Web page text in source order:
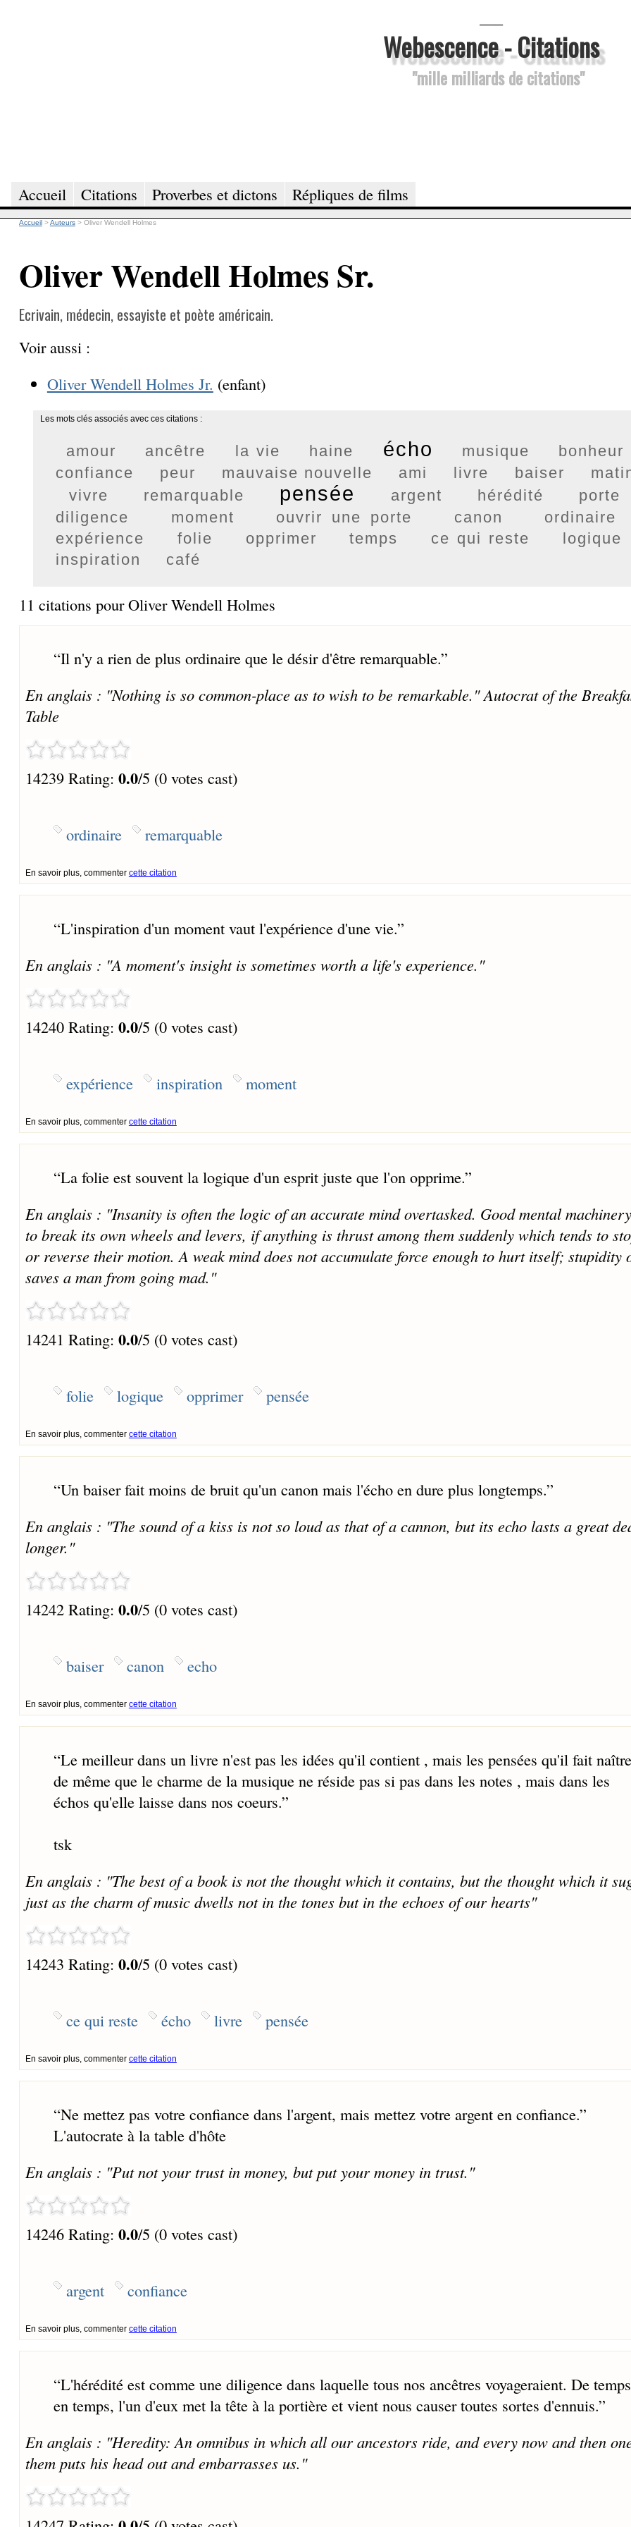
Webescence - Citations
"mille milliards de citations"
Accueil Citations Proverbes et dictons Répliques de films
Accueil >Auteurs > Oliver Wendell Holmes
Oliver Wendell Holmes Sr.
Ecrivain, médecin, essayiste et poète américain.
Voir aussi :
Oliver Wendell Holmes Jr. (enfant)
Les mots clés associés avec ces citations :
amour ancêtre la vie haine écho musique
bonheur
confiance
peur mauvaise nouvelle ami livre baiser
vivre
remarquable pensée argent hérédité
porte
diligence
moment ouvrir une porte canon
ordinaire
expérience
folie opprimer temps ce qui reste
logique
inspiration
café
11 citations pour Oliver Wendell Holmes
“Il n'y a rien de plus ordinaire que le désir d'être remarquable.”
En anglais : "Nothing is so common-place as to wish to be remarkable."Autocrat of the
Table
14239 Rating: 0.0/5 (0 votes cast)
ordinaire remarquable
En savoir plus, commenter cette citation
“L'inspiration d'un moment vaut l'expérience d'une vie.”
En anglais : "A moment's insight is sometimes worth a life's experience."
14240 Rating: 0.0/5 (0 votes cast)
expérience inspiration moment
En savoir plus, commenter cette citation
“La folie est souvent la logique d'un esprit juste que l'on opprime.”
En anglais : "Insanity is often the logic of an accurate mind overtasked. Good mental
to break its own wheels and levers, if anything is thrust among them suddenly which tends to
or reverse their motion. A weak mind does not accumulate force enough to hurt itself; stupidity
saves a man from going mad."
14241 Rating: 0.0/5 (0 votes cast)
folie logique opprimer pensée
En savoir plus, commenter cette citation
“Un baiser fait moins de bruit qu'un canon mais l'écho en dure plus longtemps.”
En anglais : "The sound of a kiss is not so loud as that of a cannon, but its echo lasts a great
longer."
14242 Rating: 0.0/5 (0 votes cast)
baiser canon echo
En savoir plus, commenter cette citation
“Le meilleur dans un livre n'est pas les idées qu'il contient , mais les pensées qu'il fait
de même que le charme de la musique ne réside pas si pas dans les notes , mais dans les
échos qu'elle laisse dans nos coeurs.”
tsk
En anglais : "The best of a book is not the thought which it contains, but the thought which it
just as the charm of music dwells not in the tones but in the echoes of our hearts"
14243 Rating: 0.0/5 (0 votes cast)
ce qui reste écho livre pensée
En savoir plus, commenter cette citation
“Ne mettez pas votre confiance dans l'argent, mais mettez votre argent en confiance.”
L'autocrate à la table d'hôte
En anglais : "Put not your trust in money, but put your money in trust."
14246 Rating: 0.0/5 (0 votes cast)
argent confiance
En savoir plus, commenter cette citation
“L'hérédité est comme une diligence dans laquelle tous nos ancêtres voyageraient. De temps
en temps, l'un d'eux met la tête à la portière et vient nous causer toutes sortes d'ennuis.”
En anglais : "Heredity: An omnibus in which all our ancestors ride, and every now and then
them puts his head out and embarrasses us."